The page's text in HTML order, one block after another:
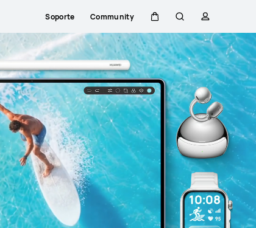
Soporte Community
CarritoBúsqueda
perfil